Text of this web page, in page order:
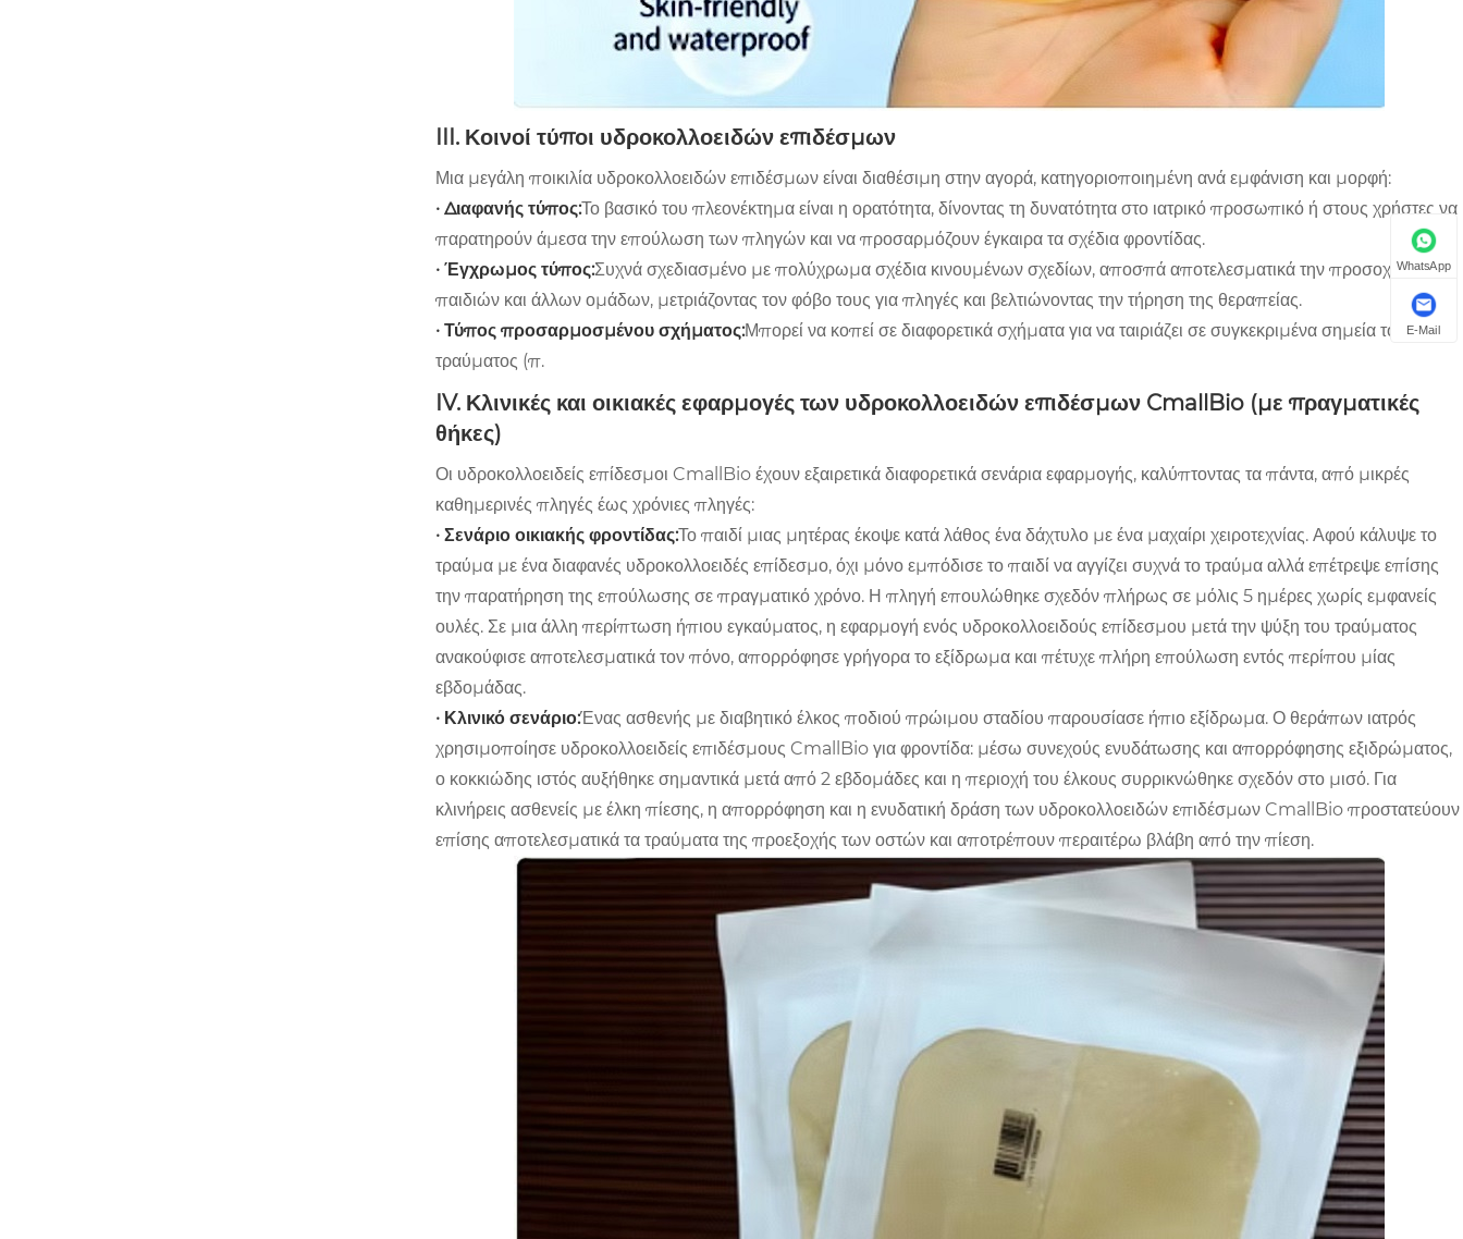
III. Κοινοί τύποι υδροκολλοειδών επιδέσμων
Μια μεγάλη ποικιλία υδροκολλοειδών επιδέσμων είναι διαθέσιμη στην αγορά, κατηγοριοποιημένη ανά εμφάνιση και μορφή:
· Διαφανής τύπος:Το βασικό του πλεονέκτημα είναι η ορατότητα, δίνοντας τη δυνατότητα στο ιατρικό προσωπικό ή στους χρήστες να
παρατηρούν άμεσα την επούλωση των πληγών και να προσαρμόζουν έγκαιρα τα σχέδια φροντίδας.
· Έγχρωμος τύπος:Συχνά σχεδιασμένο με πολύχρωμα σχέδια κινουμένων σχεδίων, αποσπά αποτελεσματικά την προσοχή των
παιδιών και άλλων ομάδων, μετριάζοντας τον φόβο τους για πληγές και βελτιώνοντας την τήρηση της θεραπείας.
· Τύπος προσαρμοσμένου σχήματος:Μπορεί να κοπεί σε διαφορετικά σχήματα για να ταιριάζει σε συγκεκριμένα σημεία του
τραύματος (π.
IV. Κλινικές και οικιακές εφαρμογές των υδροκολλοειδών επιδέσμων CmallBio (με πραγματικές
θήκες)
Οι υδροκολλοειδείς επίδεσμοι CmallBio έχουν εξαιρετικά διαφορετικά σενάρια εφαρμογής, καλύπτοντας τα πάντα, από μικρές
καθημερινές πληγές έως χρόνιες πληγές:
· Σενάριο οικιακής φροντίδας:Το παιδί μιας μητέρας έκοψε κατά λάθος ένα δάχτυλο με ένα μαχαίρι χειροτεχνίας. Αφού κάλυψε το
τραύμα με ένα διαφανές υδροκολλοειδές επίδεσμο, όχι μόνο εμπόδισε το παιδί να αγγίζει συχνά το τραύμα αλλά επέτρεψε επίσης
την παρατήρηση της επούλωσης σε πραγματικό χρόνο. Η πληγή επουλώθηκε σχεδόν πλήρως σε μόλις 5 ημέρες χωρίς εμφανείς
ουλές. Σε μια άλλη περίπτωση ήπιου εγκαύματος, η εφαρμογή ενός υδροκολλοειδούς επίδεσμου μετά την ψύξη του τραύματος
ανακούφισε αποτελεσματικά τον πόνο, απορρόφησε γρήγορα το εξίδρωμα και πέτυχε πλήρη επούλωση εντός περίπου μίας
εβδομάδας.
· Κλινικό σενάριο:Ένας ασθενής με διαβητικό έλκος ποδιού πρώιμου σταδίου παρουσίασε ήπιο εξίδρωμα. Ο θεράπων ιατρός
χρησιμοποίησε υδροκολλοειδείς επιδέσμους CmallBio για φροντίδα: μέσω συνεχούς ενυδάτωσης και απορρόφησης εξιδρώματος,
ο κοκκιώδης ιστός αυξήθηκε σημαντικά μετά από 2 εβδομάδες και η περιοχή του έλκους συρρικνώθηκε σχεδόν στο μισό. Για
κλινήρεις ασθενείς με έλκη πίεσης, η απορρόφηση και η ενυδατική δράση των υδροκολλοειδών επιδέσμων CmallBio προστατεύουν
επίσης αποτελεσματικά τα τραύματα της προεξοχής των οστών και αποτρέπουν περαιτέρω βλάβη από την πίεση.
WhatsApp
E-Mail